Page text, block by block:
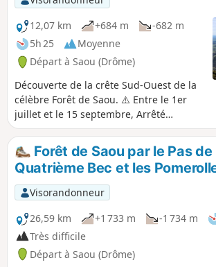
12,07 km
+684 m
-682 m
5h 25
Moyenne
Départ à Saou (Drôme)
Découverte de la crête Sud-Ouest de la
célèbre Forêt de Saou. ⚠️ Entre le 1er
juillet et le 15 septembre, Arrêté
préfectoral DDT-SEF-2026-0176 du 4 juin
2026 portant sur la restriction
temporaire d'accès en forêt de Saoû et
sur le plateau d'Ambel en cas de risque
d'incendie évalué chaque jour. Une
carte est publiée chaque soir (vers 17 h
30) pour le lendemain.
Forêt de Saou par le Pas
Quatrième Bec et les
Visorandonneur
26,59 km
+1 733 m -1 734 m
Très difficile
Départ à Saou (Drôme)